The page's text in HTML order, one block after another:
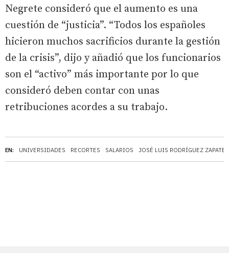
EN: UNIVERSIDADES RECORTES SALARIOS JOSÉ LUIS RODRÍGUEZ
Negrete consideró que el aumento es una
cuestión de “justicia”. “Todos los españoles
hicieron muchos sacrificios durante la gestión
de la crisis”, dijo y añadió que los funcionarios
son el “activo” más importante por lo que
consideró deben contar con unas
retribuciones acordes a su trabajo.